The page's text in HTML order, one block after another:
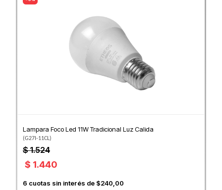
Lampara Foco Led 11W Tradicional Luz Calida
(G27I-11CL)
$ 1.524
$ 1.440
6 cuotas sin interés de $240,00